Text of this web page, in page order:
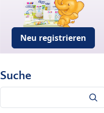
Neu registrieren
Suche